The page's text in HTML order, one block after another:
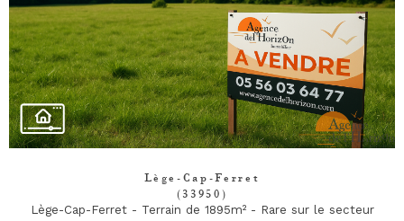
Lège-Cap-Ferret
(33950)
Lège-Cap-Ferret - Terrain de 1895m² - Rare sur le secteur